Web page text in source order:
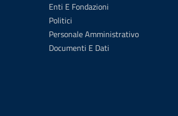
Enti E Fondazioni
Politici
Personale Amministrativo
Documenti E Dati